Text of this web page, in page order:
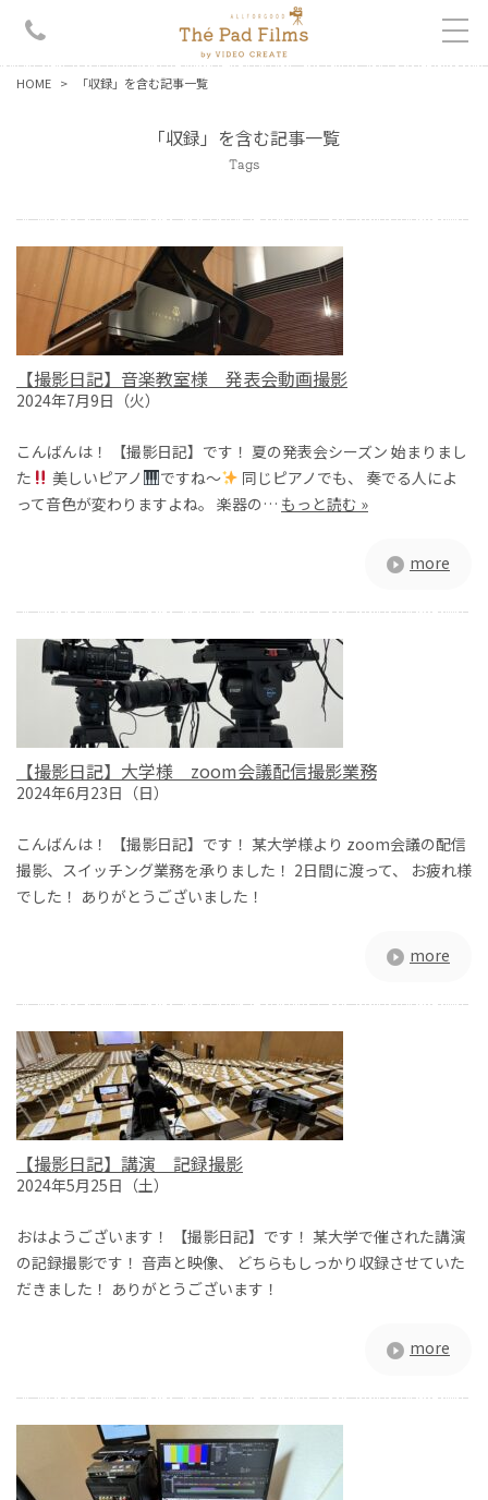
HOME 「収録」を含む記事一覧
「収録」を含む記事一覧
Tags
【撮影日記】音楽教室様 発表会動画撮影
2024年7月9日（火）
こんばんは！ 【撮影日記】です！ 夏の発表会シーズン 始まりまし
た
美しいピアノ ですね〜
同じピアノでも、 奏でる人によ
って音色が変わりますよね。 楽器の… もっと読む »
more
【撮影日記】大学様 zoom会議配信撮影業務
2024年6月23日（日）
こんばんは！ 【撮影日記】です！ 某大学様より zoom会議の配信
撮影、スイッチング業務を承りました！ 2日間に渡って、 お疲れ様
でした！ ありがとうございました！
more
【撮影日記】講演 記録撮影
2024年5月25日（土）
おはようございます！ 【撮影日記】です！ 某大学で催された講演
の記録撮影です！ 音声と映像、 どちらもしっかり収録させていた
だきました！ ありがとうございます！
more